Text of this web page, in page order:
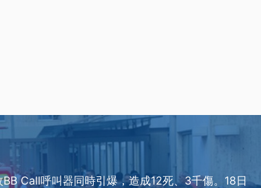
Call呼叫器同時引爆，造成12死、3千傷。18日